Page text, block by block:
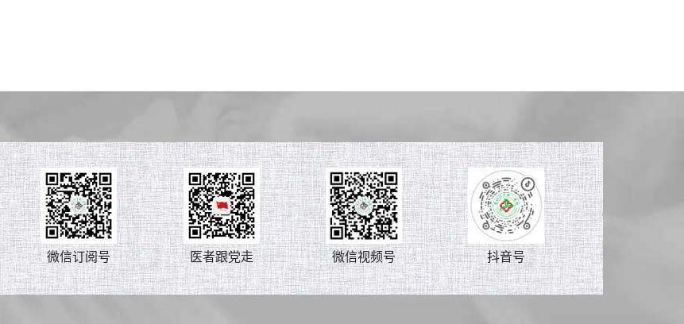
微信订阅号 医者跟党走 微信视频号 抖音号